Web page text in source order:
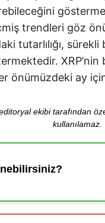
trendleri göz
tutarlılığı,
XRP’nin
önümüzdeki ay
ekibi tarafından
kullanılamaz.